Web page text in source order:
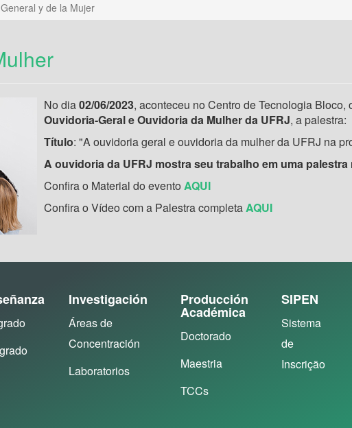
y de la Mujer
No dia02/06/2023, aconteceu no Centro de Tecnologia Bloco,
Ouvidoria-Geral e Ouvidoria da Mulher da UFRJ, a palestra:
Título: "A ouvidoria geral e ouvidoria da mulher da UFRJ na
A ouvidoria da UFRJ mostra seu trabalho em uma
Confira o Material do evento AQUI
Confira o Vídeo com a Palestra completaAQUI
Investigación
Áreas de
Concentración
Laboratorios
Producción
Académica
Doctorado
Maestria
TCCs
SIPEN
Sistema
de
Inscrição